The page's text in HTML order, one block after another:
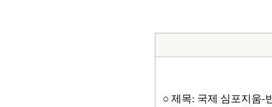
○ 제목: 국제 심포지움-